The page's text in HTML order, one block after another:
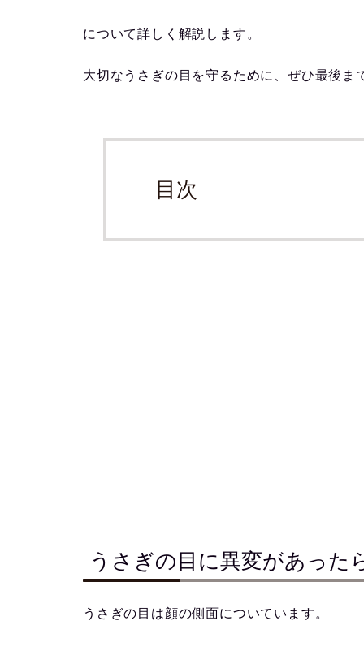
について詳しく解説します。
大切なうさぎの目を守るために、ぜひ最後ま
目次
うさぎの目に異変があった
うさぎの目は顔の側面についています。